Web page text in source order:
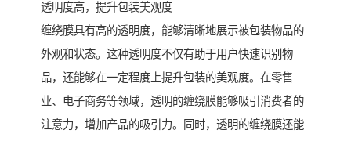
透明度高，提升包装美观度
缠绕膜具有高的透明度，能够清晰地展示被包装物品的
外观和状态。这种透明度不仅有助于用户快速识别物
品，还能够在一定程度上提升包装的美观度。在零售
业、电子商务等领域，透明的缠绕膜能够吸引消费者的
注意力，增加产品的吸引力。同时，透明的缠绕膜还能